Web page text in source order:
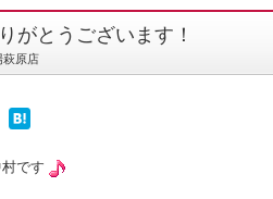
がとうございます！
萩原店
です